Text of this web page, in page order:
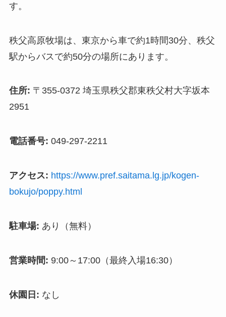
す。
秩父高原牧場は、東京から車で約1時間30分、秩父
駅からバスで約50分の場所にあります。
住所: 〒355-0372 埼玉県秩父郡東秩父村大字坂本
2951
電話番号: 049-297-2211
アクセス: https://www.pref.saitama.lg.jp/kogen-
bokujo/poppy.html
駐車場: あり（無料）
営業時間: 9:00～17:00（最終入場16:30）
休園日: なし